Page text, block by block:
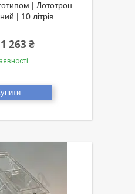
| Лототрон
| 10 літрів
263 ₴